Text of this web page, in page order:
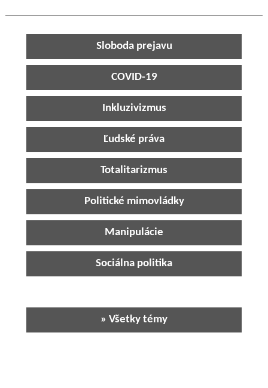
Sloboda prejavu
COVID-19
Inkluzivizmus
Ľudské práva
Totalitarizmus
Politické mimovládky
Manipulácie
Sociálna politika
» Všetky témy